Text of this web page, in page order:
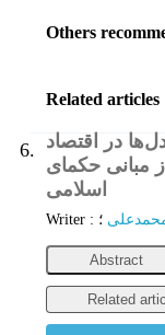
Others
Related articles
6.
در اقتصاد
مبانی حکمای
Writer : ؛
Abstract
Related